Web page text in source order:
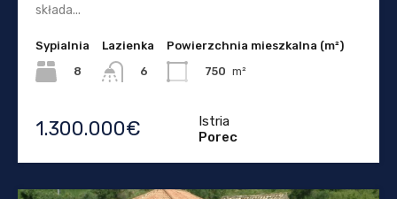
składa...
Sypialnia
8
Lazienka
6
Powierzchnia mieszkalna (m²)
750 m²
1.300.000€
Istria
Porec